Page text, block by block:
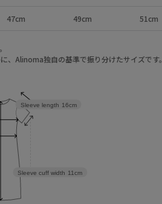
47cm 49cm 51cm
Alinoma独自の基準で振り分けたサイズです。
Sleeve cuff width 11cm
Sleeve length 16cm